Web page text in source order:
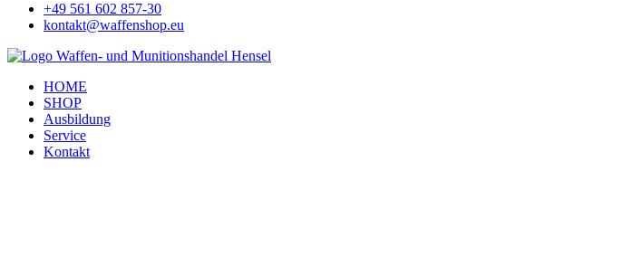
+49 561 602 857-30
kontakt@waffenshop.eu
HOME
SHOP
Ausbildung
Service
Kontakt